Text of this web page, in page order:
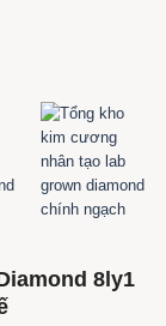
8ly1